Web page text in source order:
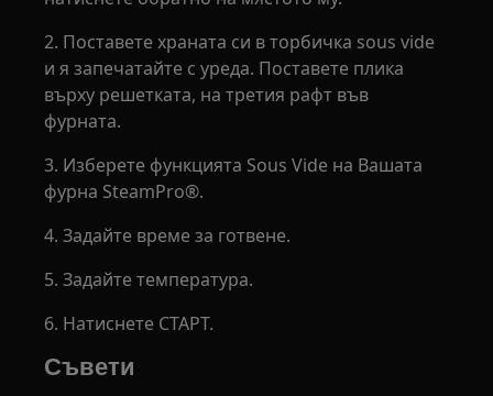
2. Поставете храната си в торбичка sous vide
и я запечатайте с уреда. Поставете плика
върху решетката, на третия рафт във
фурната.
3. Изберете функцията Sous Vide на Вашата
фурна SteamPro®.
4. Задайте време за готвене.
5. Задайте температура.
6. Натиснете СТАРТ.
Съвети